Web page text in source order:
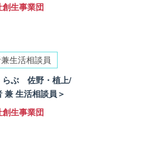
生事業団
生活相談員
らぶ 佐野・植上/
兼 生活相談員＞
生事業団